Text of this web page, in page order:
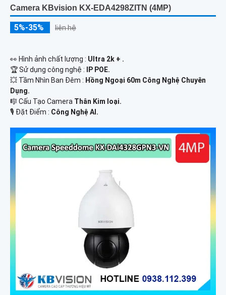
Camera KBvision KX-EDA4298ZITN (4MP)
5%-35% liên hệ
️👀 Hình ảnh chất lượng : Ultra 2k + .
🏆 Sử dụng công nghệ :
IP POE.
💥 Tầm Nhìn Ban Đêm : Hồng Ngoại 60m Công Nghệ Chuyên
Dụng.
🎼️ Cấu Tạo Camera Thân Kim loại.
️🎙 Đặt Điểm : Công Nghệ AI.